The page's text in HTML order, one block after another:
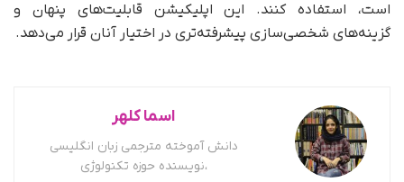
است، استفاده کنند. این اپلیکیشن قابلیت‌های پنهان و
گزینه‌های شخصی‌سازی پیشرفته‌تری در اختیار آنان قرار می‌دهد.
اسما کلهر
دانش آموخته مترجمی زبان انگلیسی
،نویسنده حوزه تکنولوژی